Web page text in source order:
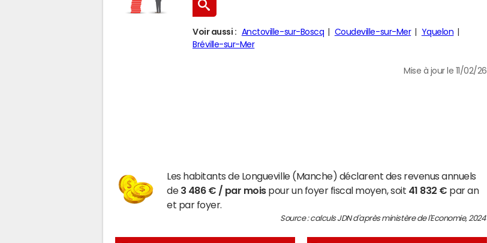
Voir aussi : Anctoville-sur-Boscq Coudeville-sur-Mer
Yquelon
Bréville-sur-Mer
Mise à jour le 11/02/26
Les habitants de Longueville (Manche) déclarent des revenus annuels
de 3 486 € / par moispour un foyer fiscal moyen, soit 41 832 € par an
et par foyer.
Source : calculs JDN d'après ministère de l'Economie, 2024